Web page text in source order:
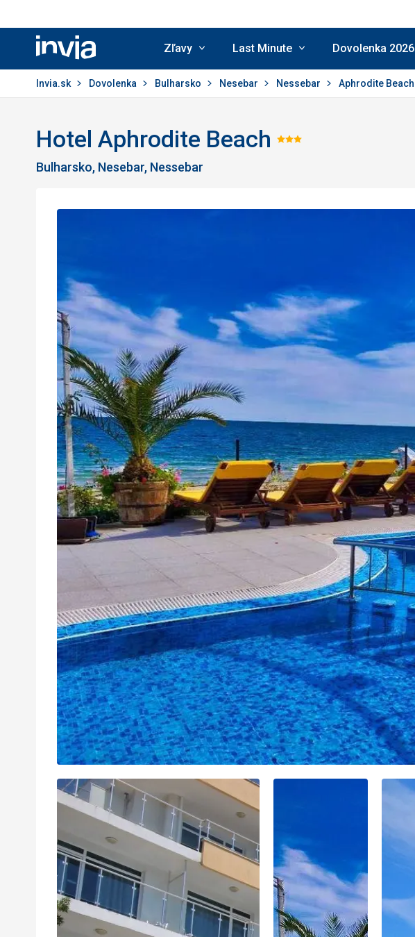
Invia.sk
Zľavy Last Minute Dovolenka 2026
Invia.sk Dovolenka Bulharsko Nesebar Nessebar Aphrodite Beach
Hotel Aphrodite Beach Hodnotenie:
Bulharsko, Nesebar, Nessebar